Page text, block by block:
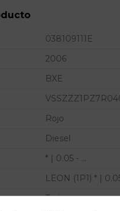
038109111E
2006
BXE
Rojo
Diesel
* | 0.05 - ...
LEON (1P1) * |
Turismo